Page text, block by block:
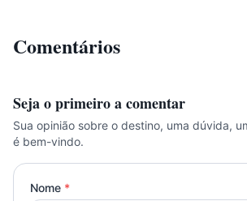
Comentários
Seja o primeiro a comentar
Sua opinião sobre o destino, uma dúvida,
é bem-vindo.
Nome *